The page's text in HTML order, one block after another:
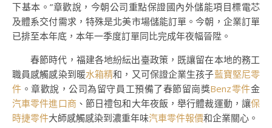
下基本。”章歡說，今朝公司重點保證國內外儲能項目標電芯
及體系交付需求，特殊是北美市場儲能訂單。今朝，企業訂單
已排至本年底，本年一季度訂單同比完成年夜幅晉陞。
春節時代，福建各地紛紜出臺政策，既讓留在本地的務工
職員感觸感染到暖水箱精和，又可保證企業生孩子藍寶堅尼零
件 。章歡說，公司為留守員工預備了春節留崗獎Benz零件金
汽車零件進口商 、節日禮包和大年夜飯，舉行體裁運動，讓保
時捷零件大師感觸感染到濃重年味汽車零件報價和企業關心。